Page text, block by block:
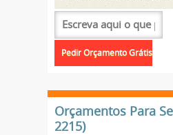
Orçamentos Para
2215)